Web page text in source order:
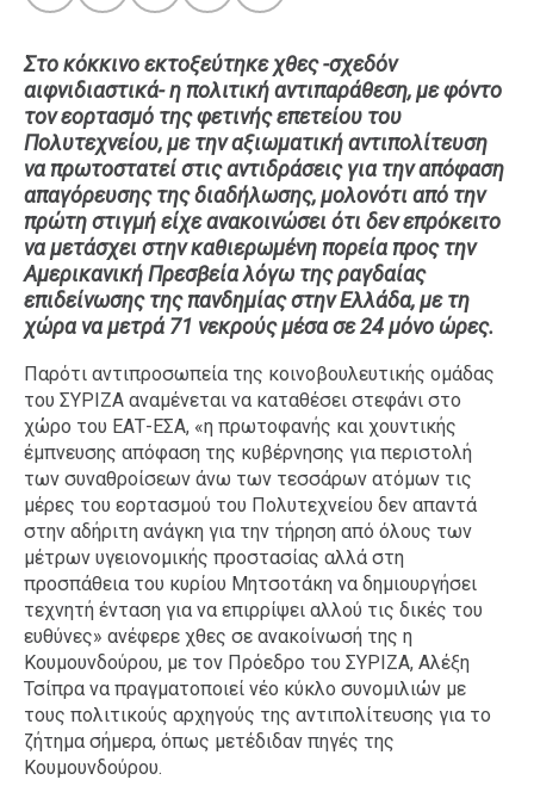
Xmas
LIFE
Food
Body+Mind
Ταξίδια
Style
Σπίτι
Family
Σχέσεις
AGENDA
Agenda
Επιλογές
Εισιτήρια
Στο κόκκινο εκτοξεύτηκε χθες -σχεδόν
αιφνιδιαστικά- η πολιτική αντιπαράθεση, με φόντο
τον εορτασμό της φετινής επετείου του
Πολυτεχνείου, με την αξιωματική αντιπολίτευση
να πρωτοστατεί στις αντιδράσεις για την απόφαση
απαγόρευσης της διαδήλωσης, μολονότι από την
πρώτη στιγμή είχε ανακοινώσει ότι δεν επρόκειτο
να μετάσχει στην καθιερωμένη πορεία προς την
Αμερικανική Πρεσβεία λόγω της ραγδαίας
επιδείνωσης της πανδημίας στην Ελλάδα, με τη
χώρα να μετρά 71 νεκρούς μέσα σε 24 μόνο ώρες.
Παρότι αντιπροσωπεία της κοινοβουλευτικής ομάδας
του ΣΥΡΙΖΑ αναμένεται να καταθέσει στεφάνι στο
χώρο του ΕΑΤ-ΕΣΑ, «η πρωτοφανής και χουντικής
έμπνευσης απόφαση της κυβέρνησης για περιστολή
των συναθροίσεων άνω των τεσσάρων ατόμων τις
μέρες του εορτασμού του Πολυτεχνείου δεν απαντά
στην αδήριτη ανάγκη για την τήρηση από όλους των
μέτρων υγειονομικής προστασίας αλλά στη
προσπάθεια του κυρίου Μητσοτάκη να δημιουργήσει
τεχνητή ένταση για να επιρρίψει αλλού τις δικές του
ευθύνες» ανέφερε χθες σε ανακοίνωσή της η
Κουμουνδούρου, με τον Πρόεδρο του ΣΥΡΙΖΑ, Αλέξη
Τσίπρα να πραγματοποιεί νέο κύκλο συνομιλιών με
τους πολιτικούς αρχηγούς της αντιπολίτευσης για το
ζήτημα σήμερα, όπως μετέδιδαν πηγές της
Κουμουνδούρου.